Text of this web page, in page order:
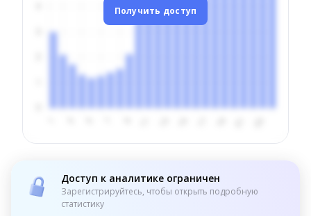
Получить доступ
Доступ к аналитике ограничен
Зарегистрируйтесь, чтобы открыть подробную
статистику